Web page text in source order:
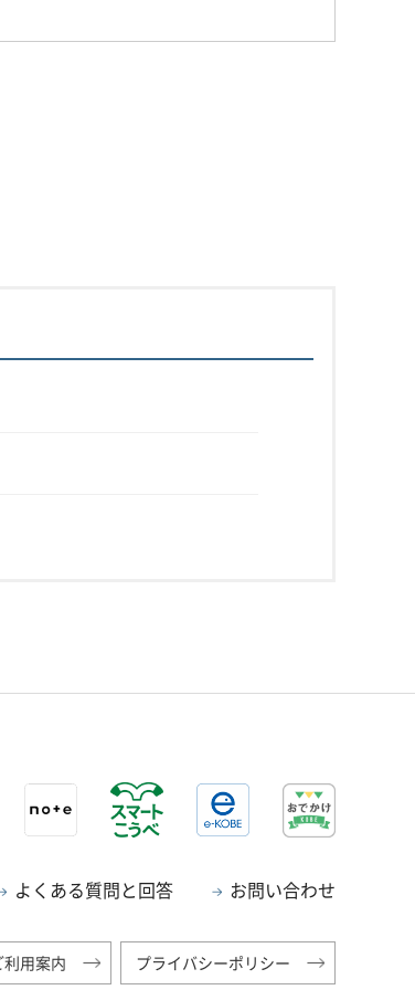
よくある質問と回答 お問い合わせ
用案内 プライバシーポリシー